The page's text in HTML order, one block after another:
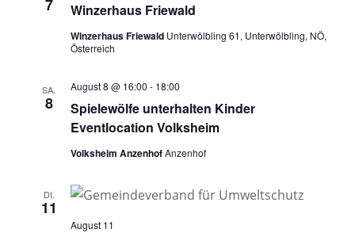
7 Winzerhaus Friewald
Winzerhaus Friewald Unterwölbling 61, Unterwölbling, NÖ,
Österreich
SA.
8
Spielewölfe unterhalten Kinder
Eventlocation Volksheim
August 8 @ 16:00 - 18:00
Volksheim AnzenhofAnzenhof
DI.
11
August 11